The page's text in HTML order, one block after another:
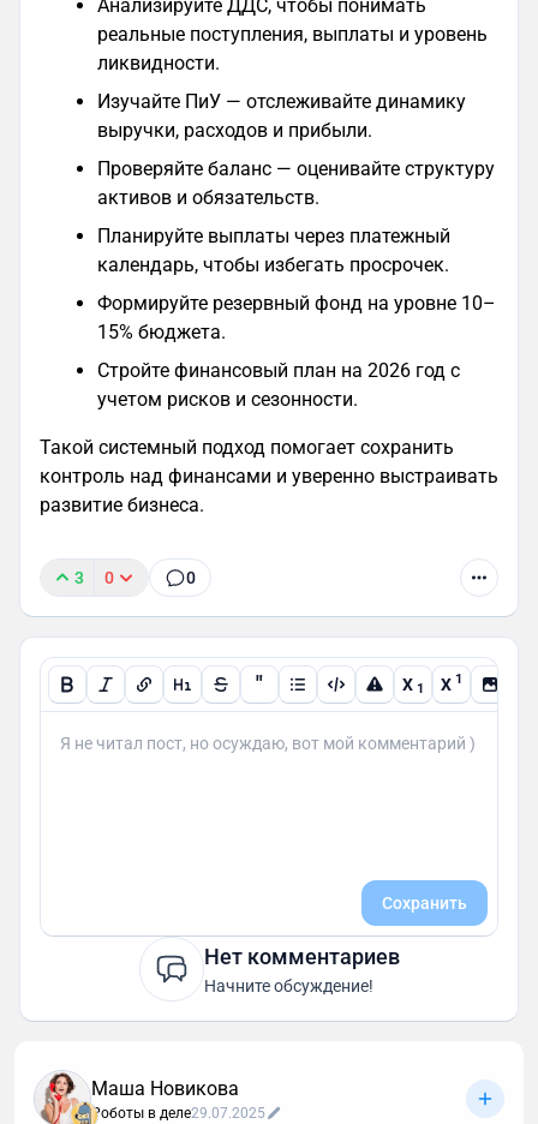
Анализируйте ДДС, чтобы понимать
реальные поступления, выплаты и уровень
ликвидности.
Изучайте ПиУ — отслеживайте динамику
выручки, расходов и прибыли.
Проверяйте баланс — оценивайте структуру
активов и обязательств.
Планируйте выплаты через платежный
календарь, чтобы избегать просрочек.
Формируйте резервный фонд на уровне 10–
15% бюджета.
Стройте финансовый план на 2026 год с
учетом рисков и сезонности.
Такой системный подход помогает сохранить
контроль над финансами и уверенно выстраивать
развитие бизнеса.
3 0 0
" X 1 X 1
Сохранить
Нет комментариев
Начните обсуждение!
Маша Новикова
Роботы в деле29.07.2025